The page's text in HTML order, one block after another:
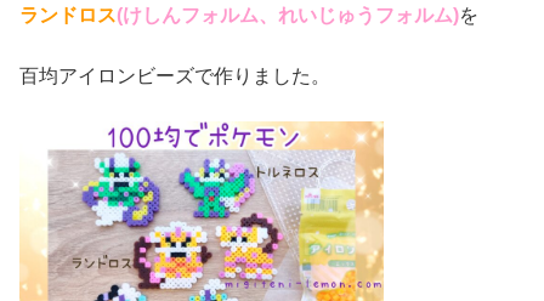
ランドロス(けしんフォルム、れいじゅうフォルム)を
百均アイロンビーズで作りました。